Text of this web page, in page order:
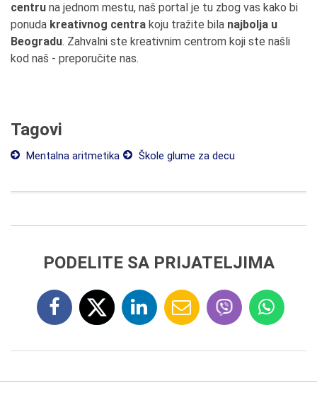
centru na jednom mestu, naš portal je tu zbog vas kako bi
ponuda kreativnog centra koju tražite bila najbolja u
Beogradu. Zahvalni ste kreativnim centrom koji ste našli
kod naš - preporučite nas.
Tagovi
Mentalna aritmetika Škole glume za decu
PODELITE SA PRIJATELJIMA